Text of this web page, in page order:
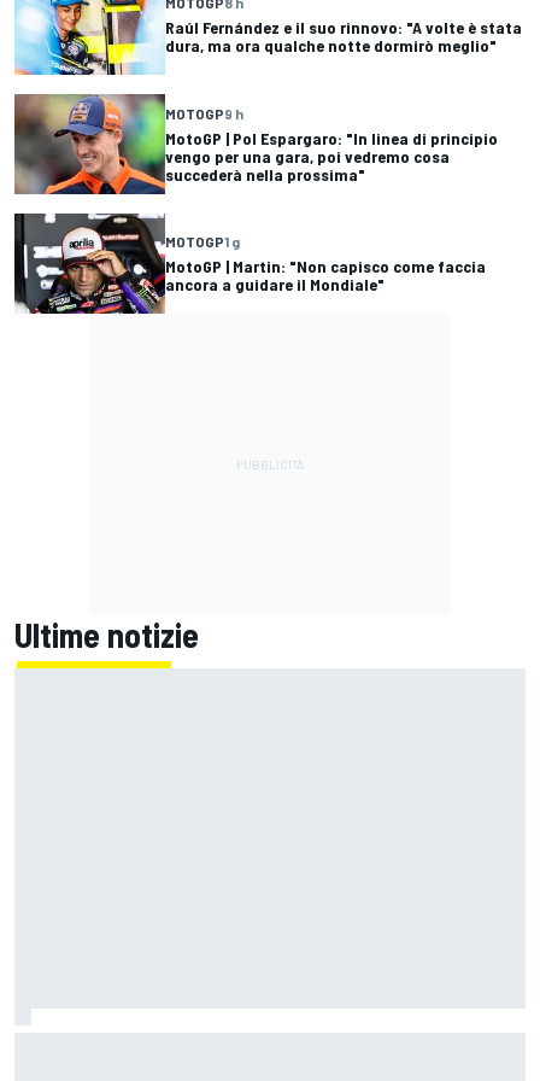
Raúl Fernández e il suo rinnovo: "A volte è stata
dura, ma ora qualche notte dormirò meglio"
MOTOGP9 h
MotoGP | Pol Espargaro: "In linea di principio
vengo per una gara, poi vedremo cosa
succederà nella prossima"
MOTOGP1 g
MotoGP | Martin: "Non capisco come faccia
ancora a guidare il Mondiale"
Ultime notizie